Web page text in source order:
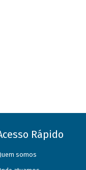
Rápido
somos